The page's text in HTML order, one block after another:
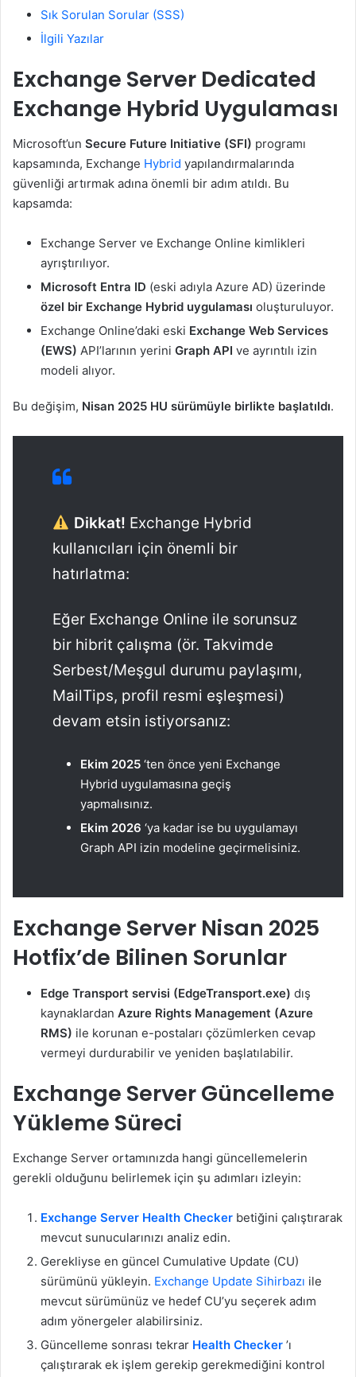
Sık Sorulan Sorular (SSS)
İlgili Yazılar
Exchange Server Dedicated
Exchange Hybrid Uygulaması
Microsoft’un Secure Future Initiative (SFI) programı
kapsamında, Exchange Hybrid yapılandırmalarında
güvenliği artırmak adına önemli bir adım atıldı. Bu
kapsamda:
Exchange Server ve Exchange Online kimlikleri
ayrıştırılıyor.
Microsoft Entra ID (eski adıyla Azure AD) üzerinde
özel bir Exchange Hybrid uygulaması oluşturuluyor.
Exchange Online’daki eski Exchange Web Services
(EWS) API’larının yerini Graph API ve ayrıntılı izin
modeli alıyor.
Bu değişim, Nisan 2025 HU sürümüyle birlikte başlatıldı.
Dikkat! Exchange Hybrid
kullanıcıları için önemli bir
hatırlatma:
Eğer Exchange Online ile sorunsuz
bir hibrit çalışma (ör. Takvimde
Serbest/Meşgul durumu paylaşımı,
MailTips, profil resmi eşleşmesi)
devam etsin istiyorsanız:
Ekim 2025 ‘ten önce yeni Exchange
Hybrid uygulamasına geçiş
yapmalısınız.
Ekim 2026 ‘ya kadar ise bu uygulamayı
Graph API izin modeline geçirmelisiniz.
Exchange Server Nisan 2025
Hotfix’de Bilinen Sorunlar
Edge Transport servisi (EdgeTransport.exe) dış
kaynaklardan Azure Rights Management (Azure
RMS) ile korunan e-postaları çözümlerken cevap
vermeyi durdurabilir ve yeniden başlatılabilir.
Exchange Server Güncelleme
Yükleme Süreci
Exchange Server ortamınızda hangi güncellemelerin
gerekli olduğunu belirlemek için şu adımları izleyin:
Exchange Server Health Checker betiğini çalıştırarak
mevcut sunucularınızı analiz edin.
Gerekliyse en güncel Cumulative Update (CU)
sürümünü yükleyin. Exchange Update Sihirbazı ile
mevcut sürümünüz ve hedef CU’yu seçerek adım
adım yönergeler alabilirsiniz.
Güncelleme sonrası tekrar Health Checker ’ı
çalıştırarak ek işlem gerekip gerekmediğini kontrol